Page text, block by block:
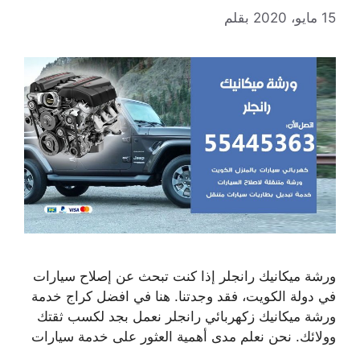
15 مايو، 2020 بقلم
ورشة ميكانيك رانجلر إذا كنت تبحث عن إصلاح سيارات
في دولة الكويت، فقد وجدتنا. هنا في افضل كراج خدمة
ورشة ميكانيك زكهربائي رانجلر نعمل بجد لكسب ثقتك
وولائك. نحن نعلم مدى أهمية العثور على خدمة سيارات